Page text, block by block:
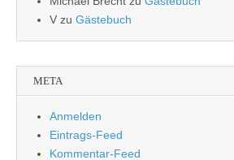
Vzu Gästebuch
META
Anmelden
Eintrags-Feed
Kommentar-Feed